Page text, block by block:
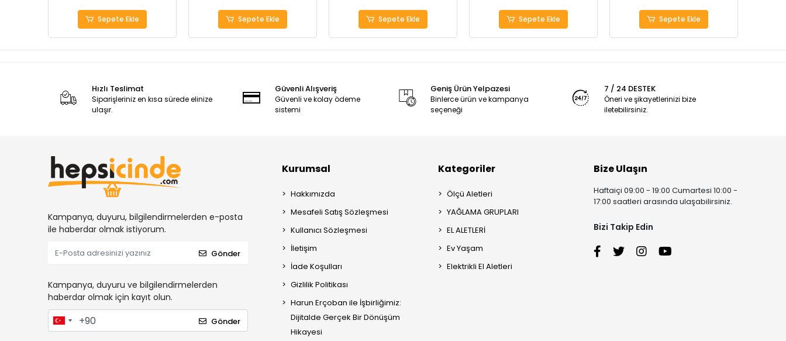
Sepete Ekle Sepete Ekle Sepete Ekle Sepete Ekle Sepete Ekle
Hızlı Teslimat
Siparişleriniz en kısa sürede elinize
ulaşır.
Güvenli Alışveriş
Güvenli ve kolay ödeme
sistemi
Geniş Ürün Yelpazesi
Binlerce ürün ve kampanya
seçeneği
7 / 24 DESTEK
Öneri ve şikayetlerinizi bize
iletebilirsiniz.
Kampanya, duyuru, bilgilendirmelerden e-posta
ile haberdar olmak istiyorum.
Gönder
Kampanya, duyuru ve bilgilendirmelerden
haberdar olmak için kayıt olun.
Gönder
Kurumsal
Hakkımızda
Mesafeli Satış Sözleşmesi
Kullanıcı Sözleşmesi
İletişim
İade Koşulları
Gizlilik Politikası
Harun Erçoban ile İşbirliğimiz:
Dijitalde Gerçek Bir Dönüşüm
Hikayesi
Kategoriler
Ölçü Aletleri
YAĞLAMA GRUPLARI
EL ALETLERİ
Ev Yaşam
Elektrikli El Aletleri
Bize Ulaşın
Haftaiçi 09:00 - 19:00 Cumartesi 10:00 -
17:00 saatleri arasında ulaşabilirsiniz.
Bizi Takip Edin